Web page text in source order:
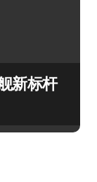
新标杆